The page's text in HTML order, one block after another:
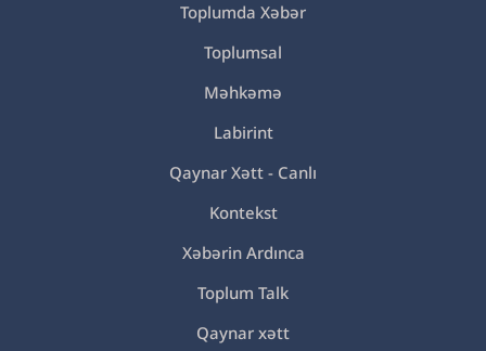
Toplumda Xəbər
Toplumsal
Məhkəmə
Labirint
Qaynar Xətt - Canlı
Kontekst
Xəbərin Ardınca
Toplum Talk
Qaynar xətt